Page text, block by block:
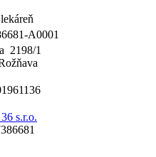
A0001
2198/1
s.r.o.